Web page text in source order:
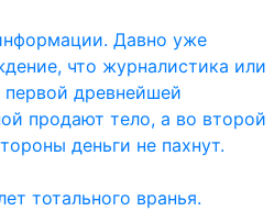
Давно уже
что журналистика или
древнейшей
продают тело, а во второй
деньги не пахнут.
тотального вранья.